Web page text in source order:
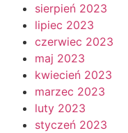
sierpień 2023
lipiec 2023
czerwiec 2023
maj 2023
kwiecień 2023
marzec 2023
luty 2023
styczeń 2023